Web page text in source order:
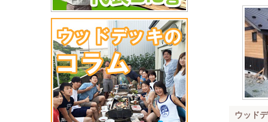
ウッド